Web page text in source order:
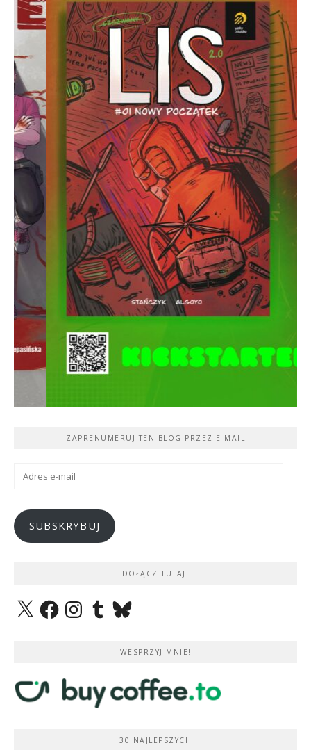
ZAPRENUMERUJ TEN BLOG PRZEZ E-MAIL
Adres
SUBSKRYBUJ
DOŁĄCZ TUTAJ!
X FacebookInstagramTumblrBluesky
WESPRZYJ MNIE!
30 NAJLEPSZYCH